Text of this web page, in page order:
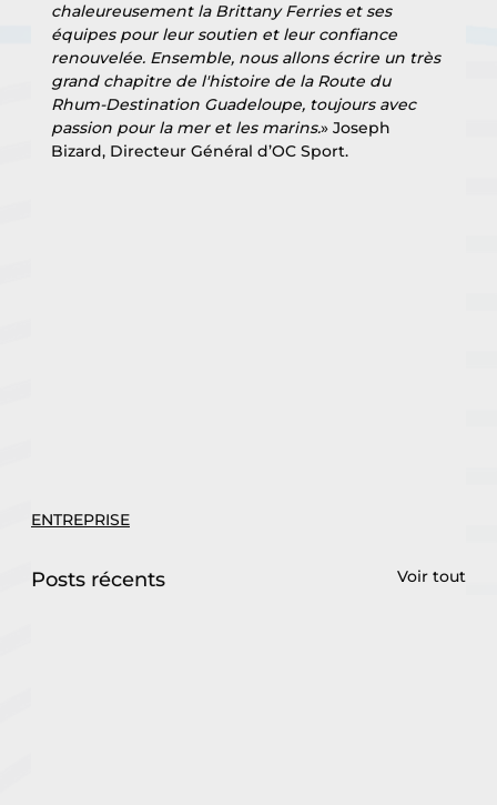
chaleureusement la Brittany Ferries et ses
équipes pour leur soutien et leur confiance
renouvelée. Ensemble, nous allons écrire un très
grand chapitre de l'histoire de la Route du
Rhum-Destination Guadeloupe, toujours avec
passion pour la mer et les marins.» Joseph
Bizard, Directeur Général d’OC Sport.
ENTREPRISE
Posts récents Voir tout